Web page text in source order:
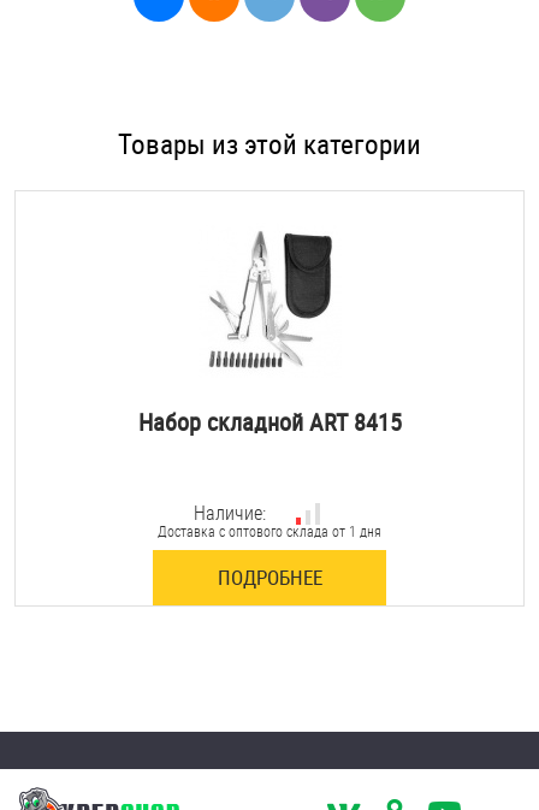
Товары из этой категории
Набор складной ART 8415
Наличие:
Доставка с оптового склада от 1 дня
ПОДРОБНЕЕ